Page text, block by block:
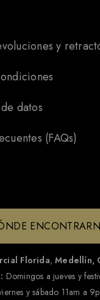
y
datos
(FAQs)
Florida,Medellín,
Domingos a jueves y
y sábado 11am a